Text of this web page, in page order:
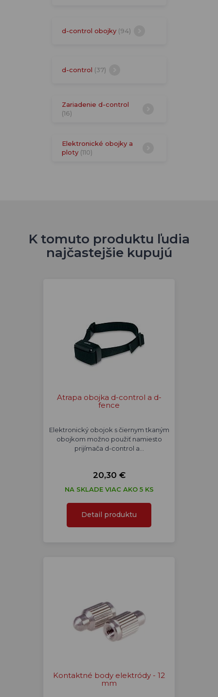
d-control obojky (94)
d-control (37)
Zariadenie d-control
(16)
Elektronické obojky a
ploty (110)
K tomuto produktu ľudia
najčastejšie kupujú
Atrapa obojka d-control a d-
fence
Elektronický obojok s čiernym tkaným
obojkom možno použiť namiesto
prijímača d-control a…
20,30 €
NA SKLADE VIAC AKO 5 KS
Detail produktu
Kontaktné body elektródy - 12
mm